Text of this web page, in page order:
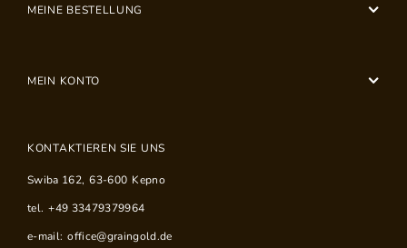
MEINE BESTELLUNG
MEIN KONTO
KONTAKTIEREN SIE UNS
Swiba 162, 63-600 Kepno
tel. +49 33479379964
e-mail: office@graingold.de